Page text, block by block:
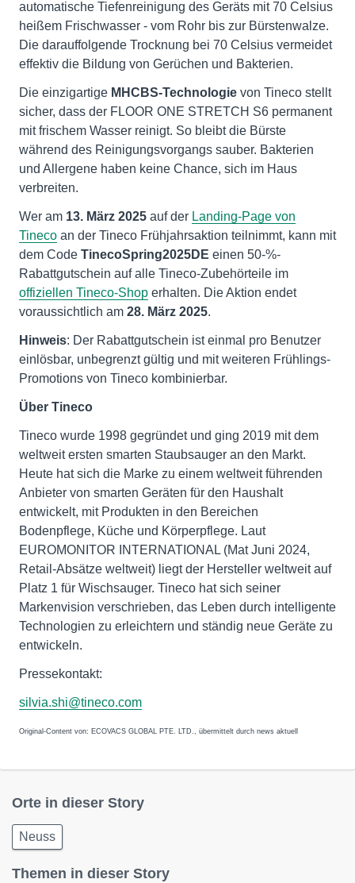
automatische Tiefenreinigung des Geräts mit 70 Celsius
heißem Frischwasser - vom Rohr bis zur Bürstenwalze.
Die darauffolgende Trocknung bei 70 Celsius vermeidet
effektiv die Bildung von Gerüchen und Bakterien.
Die einzigartige MHCBS-Technologie von Tineco stellt
sicher, dass der FLOOR ONE STRETCH S6 permanent
mit frischem Wasser reinigt. So bleibt die Bürste
während des Reinigungsvorgangs sauber. Bakterien
und Allergene haben keine Chance, sich im Haus
verbreiten.
Wer am 13. März 2025 auf der Landing-Page von
Tineco an der Tineco Frühjahrsaktion teilnimmt, kann mit
dem Code TinecoSpring2025DE einen 50-%-
Rabattgutschein auf alle Tineco-Zubehörteile im
offiziellen Tineco-Shop erhalten. Die Aktion endet
voraussichtlich am 28. März 2025.
Hinweis: Der Rabattgutschein ist einmal pro Benutzer
einlösbar, unbegrenzt gültig und mit weiteren Frühlings-
Promotions von Tineco kombinierbar.
Über Tineco
Tineco wurde 1998 gegründet und ging 2019 mit dem
weltweit ersten smarten Staubsauger an den Markt.
Heute hat sich die Marke zu einem weltweit führenden
Anbieter von smarten Geräten für den Haushalt
entwickelt, mit Produkten in den Bereichen
Bodenpflege, Küche und Körperpflege. Laut
EUROMONITOR INTERNATIONAL (Mat Juni 2024,
Retail-Absätze weltweit) liegt der Hersteller weltweit auf
Platz 1 für Wischsauger. Tineco hat sich seiner
Markenvision verschrieben, das Leben durch intelligente
Technologien zu erleichtern und ständig neue Geräte zu
entwickeln.
Pressekontakt:
silvia.shi@tineco.com
Original-Content von: ECOVACS GLOBAL PTE. LTD., übermittelt durch news aktuell
Orte in dieser Story
Neuss
Themen in dieser Story